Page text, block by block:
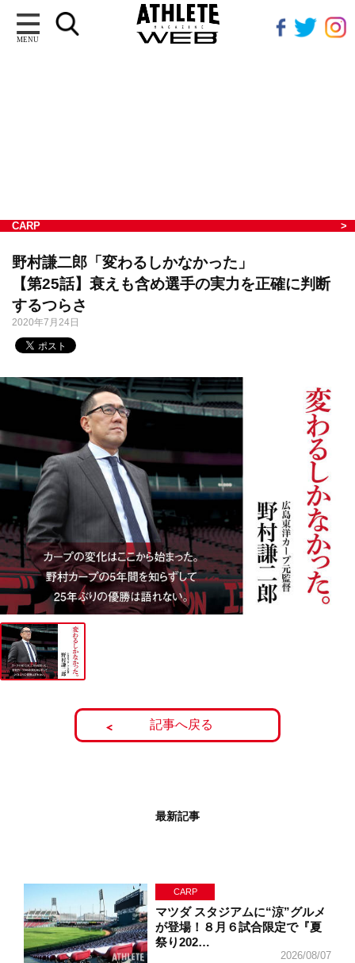
MENU
CARP
野村謙二郎「変わるしかなかった」
【第25話】衰えも含め選手の実力を正確に判断
するつらさ
2020年7月24日
記事へ戻る
最新記事
CARP
マツダ スタジアムに“涼”グルメ
が登場！８月６試合限定で『夏
祭り202…
2026/08/07